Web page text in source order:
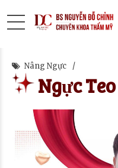
Nâng Ngực
Ngực